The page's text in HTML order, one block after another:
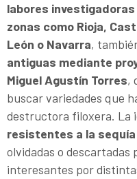
labores
zonas como Rioja,
León o Navarra,
antiguas mediante
Miguel Agustín Torres,
buscar variedades que
destructora filoxera. La
resistentes a la sequía
olvidadas o descartadas
interesantes por